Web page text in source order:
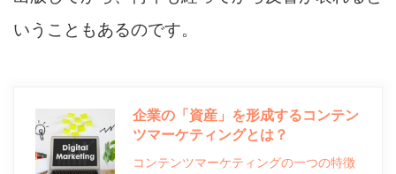
いうこともあるのです。
企業の「資産」を形成するコンテン
ツマーケティングとは？
コンテンツマーケティングの一つの特徴